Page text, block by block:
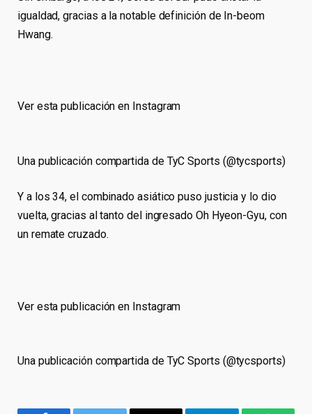
igualdad, gracias a la notable definición de In-beom
Hwang.
Ver esta publicación en Instagram
Una publicación compartida de TyC Sports (@tycsports)
Y a los 34, el combinado asiático puso justicia y lo dio
vuelta, gracias al tanto del ingresado Oh Hyeon-Gyu, con
un remate cruzado.
Ver esta publicación en Instagram
Una publicación compartida de TyC Sports (@tycsports)